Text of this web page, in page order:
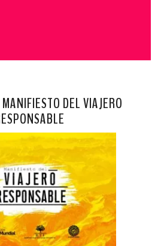
DEL VIAJERO